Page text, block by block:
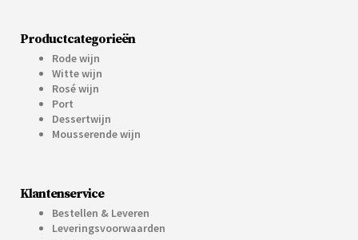
Productcategorieën
Rode wijn
Witte wijn
Rosé wijn
Port
Dessertwijn
Mousserende wijn
Klantenservice
Bestellen & Leveren
Leveringsvoorwaarden